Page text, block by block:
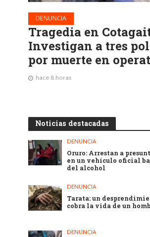
DENUNCIA
Tragedia en
Investigan a tres
por muerte en
hace 8 horas
Noticias destacadas
DENUNCIA
Oruro: Arrestan a
en un vehículo oficial
del alcohol
DENUNCIA
Tarata: un
cobra la vida de un
DENUNCIA